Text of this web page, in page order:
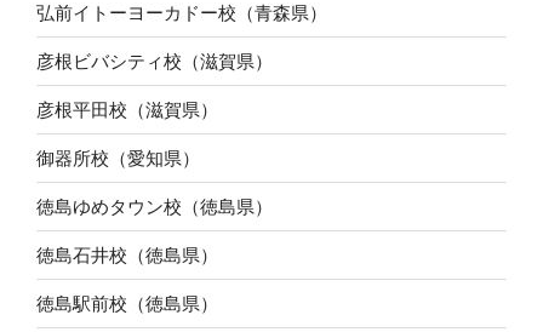
弘前イトーヨーカドー校（青森県）
彦根ビバシティ校（滋賀県）
彦根平田校（滋賀県）
御器所校（愛知県）
徳島ゆめタウン校（徳島県）
徳島石井校（徳島県）
徳島駅前校（徳島県）